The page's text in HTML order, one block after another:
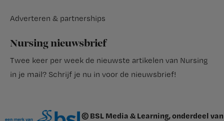
Adverteren & partnerships
Nursing nieuwsbrief
Twee keer per week de nieuwste artikelen van Nursing
in je mail? Schrijf je nu in voor de nieuwsbrief!
© BSL Media & Learning, onderdeel van